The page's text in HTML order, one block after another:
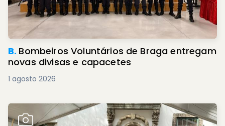
B. Bombeiros Voluntários de Braga entregam
novas divisas e capacetes
1 agosto 2026